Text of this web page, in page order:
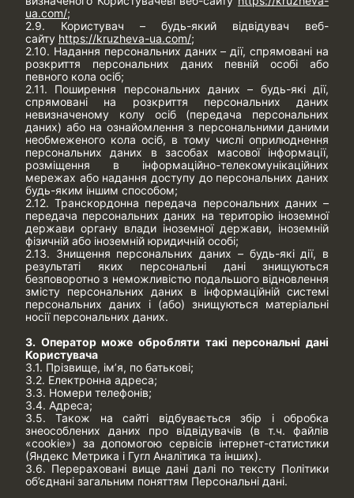
ua.com/;
2.9. Користувач – будь-який відвідувач веб-
сайту https://kruzheva-ua.com/;
2.10. Надання персональних даних – дії, спрямовані на
розкриття персональних даних певній особі або
певного кола осіб;
2.11. Поширення персональних даних – будь-які дії,
спрямовані на розкриття персональних даних
невизначеному колу осіб (передача персональних
даних) або на ознайомлення з персональними даними
необмеженого кола осіб, в тому числі оприлюднення
персональних даних в засобах масової інформації,
розміщення в інформаційно-телекомунікаційних
мережах або надання доступу до персональних даних
будь-яким іншим способом;
2.12. Транскордонна передача персональних даних –
передача персональних даних на територію іноземної
держави органу влади іноземної держави, іноземній
фізичній або іноземній юридичній особі;
2.13. Знищення персональних даних – будь-які дії, в
результаті яких персональні дані знищуються
безповоротно з неможливістю подальшого відновлення
змісту персональних даних в інформаційній системі
персональних даних і (або) знищуються матеріальні
носії персональних даних.
3. Оператор може обробляти такі персональні дані
Користувача
3.1. Прізвище, ім’я, по батькові;
3.2. Електронна адреса;
3.3. Номери телефонів;
3.4. Адреса;
3.5. Також на сайті відбувається збір і обробка
знеособлених даних про відвідувачів (в т.ч. файлів
«cookie») за допомогою сервісів інтернет-статистики
(Яндекс Метрика і Гугл Аналітика та інших).
3.6. Перераховані вище дані далі по тексту Політики
об’єднані загальним поняттям Персональні дані.